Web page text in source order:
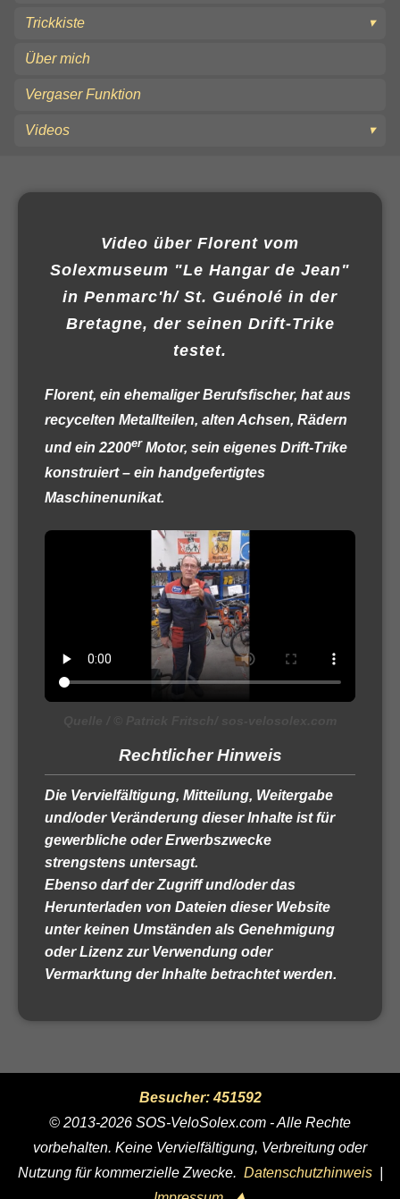
Trickkiste
Über mich
Vergaser Funktion
Videos
Video über Florent vom
Solexmuseum "Le Hangar de Jean"
in Penmarc'h/ St. Guénolé in der
Bretagne, der seinen Drift-Trike
testet.
Florent, ein ehemaliger Berufsfischer, hat aus
recycelten Metallteilen, alten Achsen, Rädern
und ein 2200erMotor, sein eigenes Drift-Trike
konstruiert – ein handgefertigtes
Maschinenunikat.
Rechtlicher Hinweis
Die Vervielfältigung, Mitteilung, Weitergabe
und/oder Veränderung dieser Inhalte ist für
gewerbliche oder Erwerbszwecke
strengstens untersagt.
Ebenso darf der Zugriff und/oder das
Herunterladen von Dateien dieser Website
unter keinen Umständen als Genehmigung
oder Lizenz zur Verwendung oder
Vermarktung der Inhalte betrachtet werden.
Besucher: 451592
© 2013-2026 SOS-VeloSolex.com - Alle Rechte
vorbehalten. Keine Vervielfältigung, Verbreitung oder
Nutzung für kommerzielle Zwecke. Datenschutzhinweis